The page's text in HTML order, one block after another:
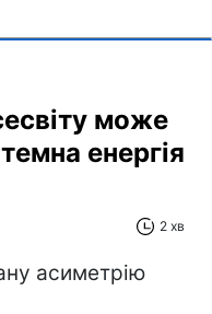
може
енергія
2 хв
асиметрію